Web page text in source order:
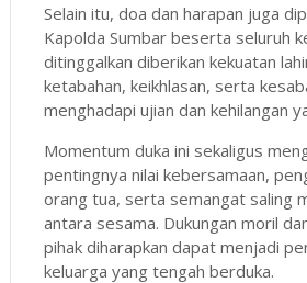
Selain itu, doa dan harapan juga
Kapolda Sumbar beserta seluruh
ditinggalkan diberikan kekuatan
ketabahan, keikhlasan, serta
menghadapi ujian dan kehilangan
Momentum duka ini sekaligus
pentingnya nilai kebersamaan,
orang tua, serta semangat saling
antara sesama. Dukungan moril
pihak diharapkan dapat menjadi
keluarga yang tengah berduka.